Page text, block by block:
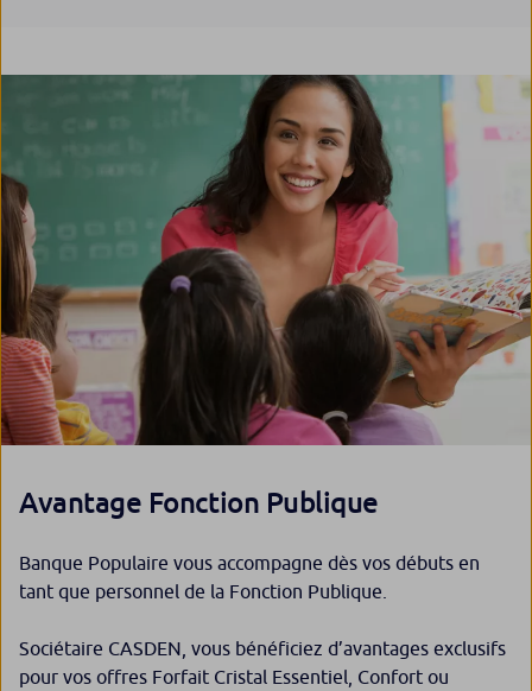
Avantage Fonction Publique
Banque Populaire vous accompagne dès vos débuts en
tant que personnel de la Fonction Publique.
Sociétaire CASDEN, vous bénéficiez d’avantages exclusifs
pour vos offres Forfait Cristal Essentiel, Confort ou